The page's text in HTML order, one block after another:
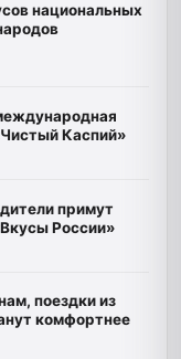
национальных
Каспий»
примут
России»
поездки из
комфортнее